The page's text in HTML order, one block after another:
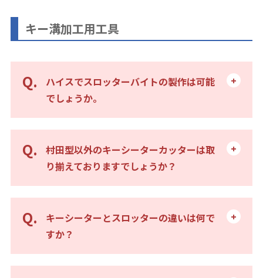
キー溝加工用工具
ハイスでスロッターバイトの製作は可能
でしょうか。
村田型以外のキーシーターカッターは取
り揃えておりますでしょうか？
キーシーターとスロッターの違いは何で
すか？